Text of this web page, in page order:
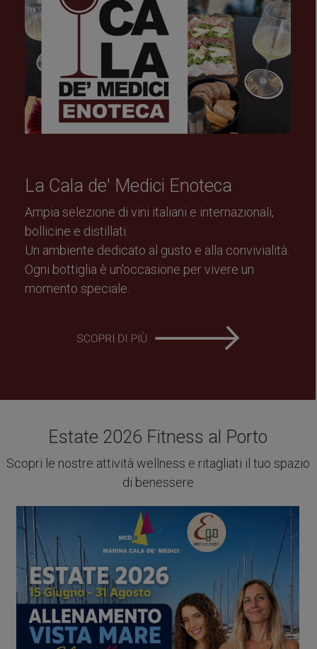
La Cala de' Medici Enoteca
Ampia selezione di vini italiani e internazionali,
bollicine e distillati.
Un ambiente dedicato al gusto e alla convivialità.
Ogni bottiglia è un'occasione per vivere un
momento speciale.
Estate 2026 Fitness al Porto
Scopri le nostre attività wellness e ritagliati il tuo spazio
di benessere